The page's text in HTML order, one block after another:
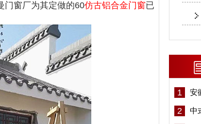
门窗厂为其定做的60仿古铝合金门窗已
1
2